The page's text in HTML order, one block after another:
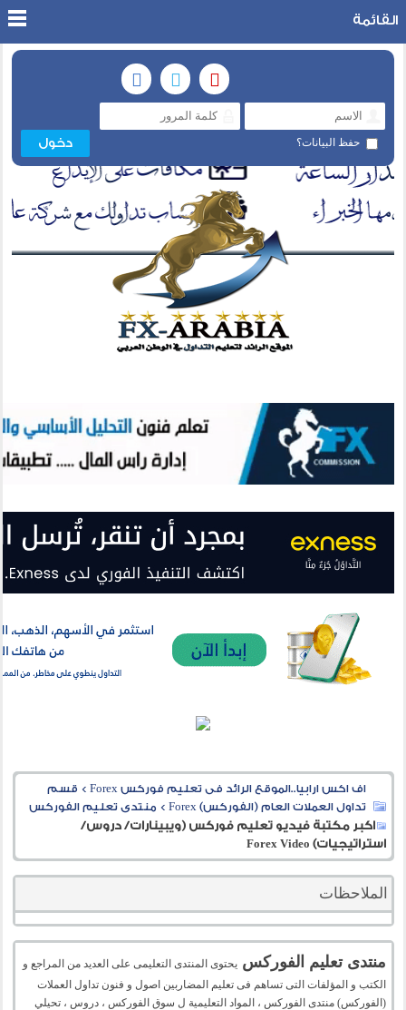
حفظ البيانات؟
القائمة
اف اكس ارابيا..الموقع الرائد فى تعليم فوركس Forex > قسم
تداول العملات العام (الفوركس) Forex
> منتدى تعليم الفوركس
اكبر مكتبة فيديو تعليم فوركس (ويبينارات/ دروس/
استراتيجيات) Forex Video
الملاحظات
منتدى تعليم الفوركس يحتوى المنتدى التعليمى على العديد من المراجع و
الكتب و المؤلفات التى تساهم فى تعليم المضاربين اصول و فنون تداول العملات
(الفوركس) منتدى الفوركس ، المواد التعليمية ل سوق الفوركس ، دروس ، تحيلي